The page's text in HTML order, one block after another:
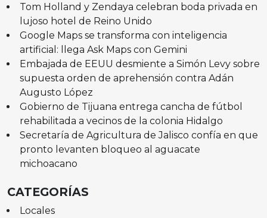
Tom Holland y Zendaya celebran boda privada en
lujoso hotel de Reino Unido
Google Maps se transforma con inteligencia
artificial: llega Ask Maps con Gemini
Embajada de EEUU desmiente a Simón Levy sobre
supuesta orden de aprehensión contra Adán
Augusto López
Gobierno de Tijuana entrega cancha de fútbol
rehabilitada a vecinos de la colonia Hidalgo
Secretaría de Agricultura de Jalisco confía en que
pronto levanten bloqueo al aguacate
michoacano
CATEGORÍAS
Locales